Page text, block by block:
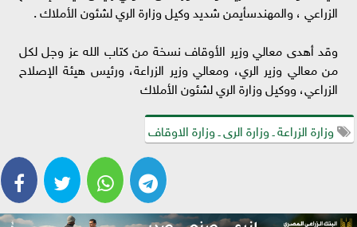
الزراعي ، والمهندسأيمن شديد وكيل وزارة الري لشئون الأملاك .
وقد أهدى معالي وزير الأوقاف نسخة من كتاب الله عز وجل لكل
من معالي وزير الري، ومعالي وزير الزراعة، ورئيس هيئة الإصلاح
الزراعي، ووكيل وزارة الري لشئون الأملاك
وزارة الزراعة ـ وزارة الرى ـ وزارة الاوقاف